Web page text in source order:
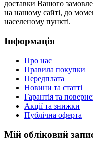
доставки Вашого
на нашому сайті, до
населеному пункті.
Інформація
Про нас
Правила покупки
Передплата
Новини та статті
Гарантія та
Акції та знижки
Публічна оферта
Мій обліковий